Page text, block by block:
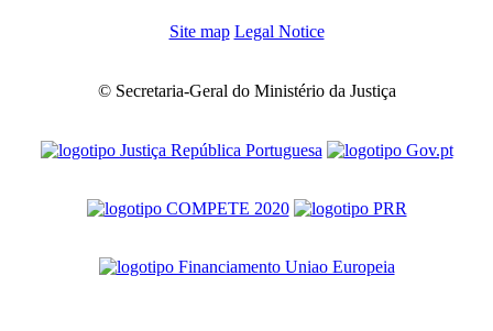
Site map Legal Notice
© Secretaria-Geral do Ministério da Justiça